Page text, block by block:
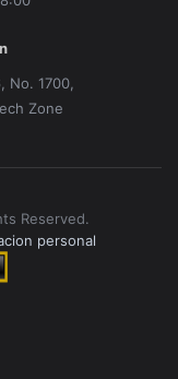
No. 1700,
Zone
Reserved.
personal